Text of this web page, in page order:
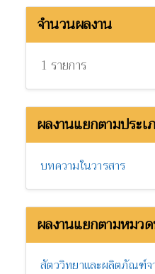
จำนวนผลงาน
1 รายการ
ผลงานแยกตามประเ
บทความในวารสาร
ผลงานแยกตามหมว
สัตววิทยาและผลิตภัณฑ์จ